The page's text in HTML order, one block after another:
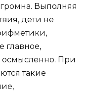
Выполняя
дети не
главное,
осмысленно. При
такие